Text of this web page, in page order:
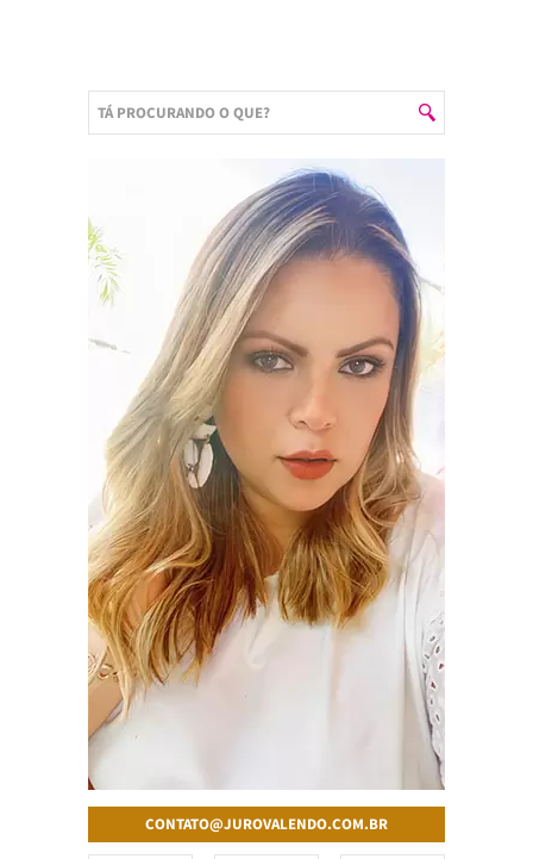
CONTATO@JUROVALENDO.COM.BR